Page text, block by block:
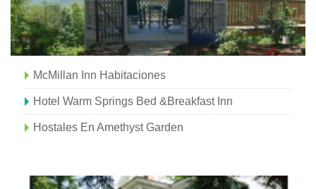
McMillan Inn Habitaciones
Hotel Warm Springs Bed &Breakfast Inn
Hostales En Amethyst Garden